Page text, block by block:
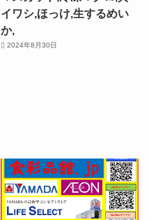
イワシ,ほっけ,生するめい
か,
2024年8月30日